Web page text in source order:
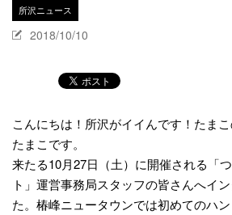
所沢ニュース
2018/10/10
こんにちは！所沢がイイんです！たま
たまこです。
来たる10月27日（土）に開催される「
ト」運営事務局スタッフの皆さんへイ
た。椿峰ニュータウンでは初めてのハ